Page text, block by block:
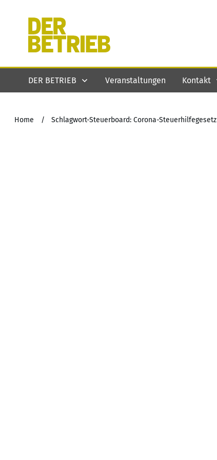
DER BETRIEB Veranstaltungen Kontakt
Home / Schlagwort-Steuerboard: Corona-Steuerhilfegesetz